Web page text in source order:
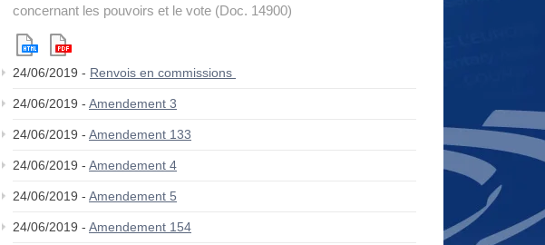
concernant les pouvoirs et le vote (Doc. 14900)
24/06/2019 - Renvois en commissions
24/06/2019 - Amendement 3
24/06/2019 - Amendement 133
24/06/2019 - Amendement 4
24/06/2019 - Amendement 5
24/06/2019 - Amendement 154